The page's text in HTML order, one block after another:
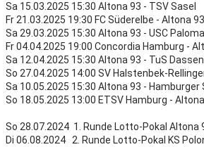
Sa 15.03.2025 15:30 Altona 93 - TSV Sasel
Fr 21.03.2025 19:30 FC Süderelbe - Altona 93
Sa 29.03.2025 15:30 Altona 93 - USC
Fr 04.04.2025 19:00 Concordia Hamburg -
Sa 12.04.2025 15:30 Altona 93 - TuS
So 27.04.2025 14:00 SV Halstenbek-
Sa 10.05.2025 15:30 Altona 93 - Hamburger
So 18.05.2025 13:00 ETSV Hamburg -
So 28.07.2024 1. Runde Lotto-Pokal Altona
Di 06.08.2024 2. Runde Lotto-Pokal KS